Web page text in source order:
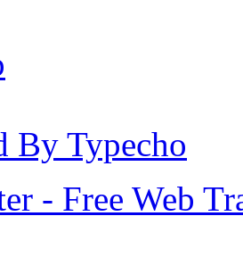
By Typecho